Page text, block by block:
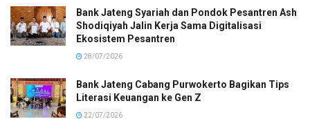
Bank Jateng Syariah dan Pondok Pesantren Ash
Shodiqiyah Jalin Kerja Sama Digitalisasi
Ekosistem Pesantren
28/07/2026
Bank Jateng Cabang Purwokerto Bagikan Tips
Literasi Keuangan ke Gen Z
22/07/2026